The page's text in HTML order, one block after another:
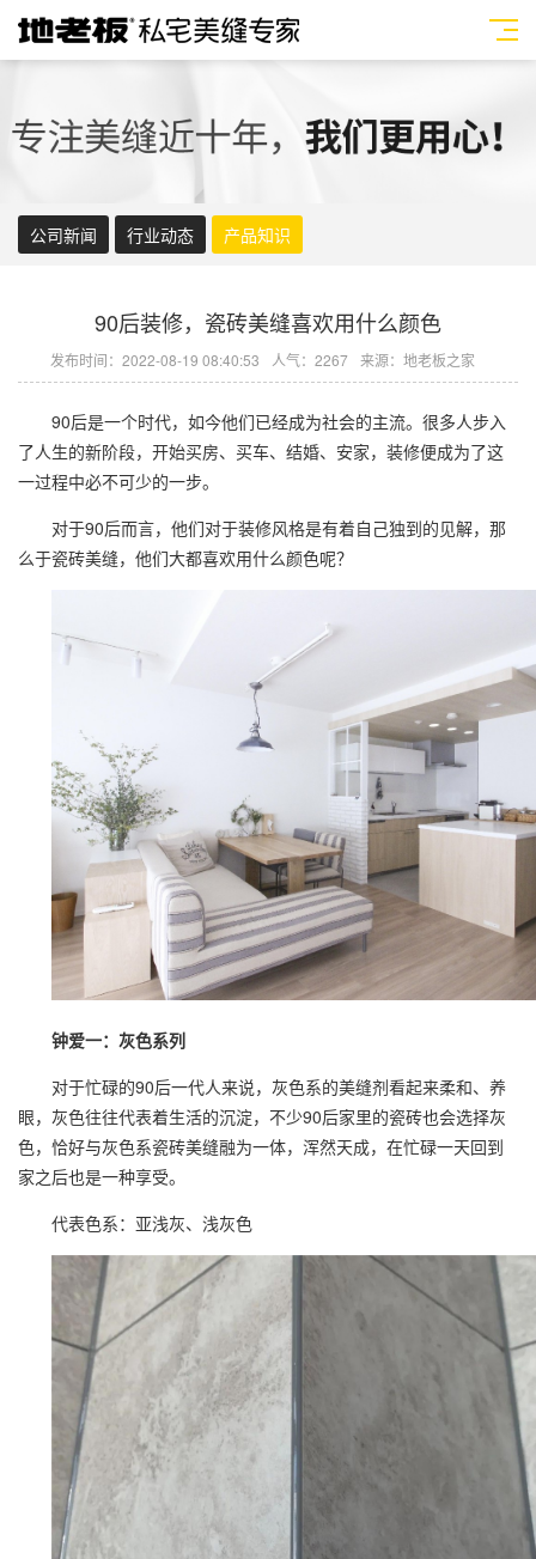
公司新闻 行业动态 产品知识
90后装修，瓷砖美缝喜欢用什么颜色
发布时间：2022-08-19 08:40:53 人气：2267 来源：地老板之家
90后是一个时代，如今他们已经成为社会的主流。很多人步入
了人生的新阶段，开始买房、买车、结婚、安家，装修便成为了这
一过程中必不可少的一步。
对于90后而言，他们对于装修风格是有着自己独到的见解，那
么于瓷砖美缝，他们大都喜欢用什么颜色呢？
钟爱一：灰色系列
对于忙碌的90后一代人来说，灰色系的美缝剂看起来柔和、养
眼，灰色往往代表着生活的沉淀，不少90后家里的瓷砖也会选择灰
色，恰好与灰色系瓷砖美缝融为一体，浑然天成，在忙碌一天回到
家之后也是一种享受。
代表色系：亚浅灰、浅灰色